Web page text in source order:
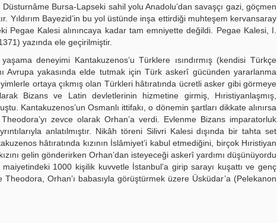
Bursa-Lapseki sahil yolu Anadolu’dan savaşçı gazi, göçmen
Yıldırım Bayezid’in bu yol üstünde inşa ettirdiği muhteşem kervansaray
Pegae Kalesi alınıncaya kadar tam emniyette değildi. Pegae Kalesi, I.
yazında ele geçirilmiştir.
deneyimi Kantakuzenos’u Türklere ısındırmış (kendisi Türkçe
Avrupa yakasında elde tutmak için Türk askerî gücünden yararlanma
ortaya çıkmış olan Türkleri hâtıratında ücretli asker gibi görmeye
Bizans ve Latin devletlerinin hizmetine girmiş, Hıristiyanlaşmış,
Kantakuzenos’un Osmanlı ittifakı, o dönemin şartları dikkate alınırsa
zevce olarak Orhan’a verdi. Evlenme Bizans imparatorluk
anlatılmıştır. Nikâh töreni Silivri Kalesi dışında bir tahta set
hâtıratında kızının İslâmiyet’i kabul etmediğini, birçok Hıristiyan
gelin gönderirken Orhan’dan isteyeceği askerî yardımı düşünüyordu
1000 kişilik kuvvetle İstanbul’a girip sarayı kuşattı ve genç
Orhan’ı babasıyla görüştürmek üzere Üsküdar’a (Pelekanon